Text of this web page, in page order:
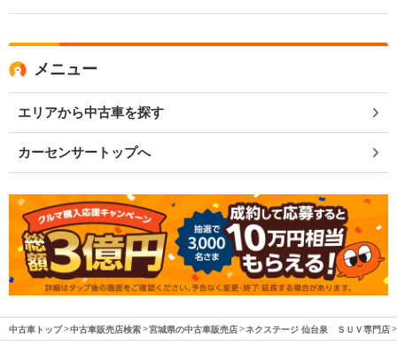
メニュー
エリアから中古車を探す
カーセンサートップへ
中古車トップ 中古車販売店検索 宮城県の中古車販売店 ネクステージ 仙台泉 ＳＵＶ専門店